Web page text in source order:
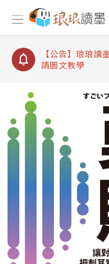
【公告】琅琅讀
【公告】琅琅讀
【公告】琅琅
查詢